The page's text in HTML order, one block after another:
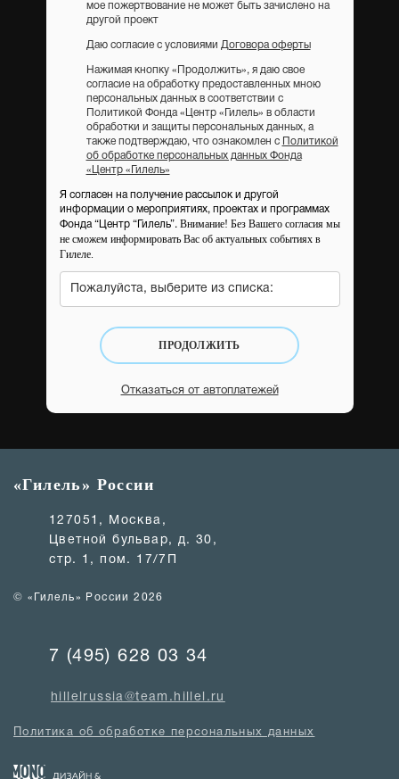
мое пожертвование не может быть зачислено на
другой проект
Даю согласие с условиями Договора оферты
Нажимая кнопку «Продолжить», я даю свое
согласие на обработку предоставленных мною
персональных данных в соответствии с
Политикой Фонда «Центр «Гилель» в области
обработки и защиты персональных данных, а
также подтверждаю, что ознакомлен с
Политикой
об обработке персональных данных Фонда
«Центр «Гилель»
Я согласен на получение рассылок и другой
информации о мероприятиях, проектах и программах
Фонда “Центр “Гилель”. Внимание! Без Вашего согласия мы
не сможем информировать Вас об актуальных событиях в
Гилеле.
Пожалуйста, выберите из списка:
ПРОДОЛЖИТЬ
Отказаться от автоплатежей
«Гилель» России
127051, Москва,
Цветной бульвар, д. 30,
стр. 1, пом. 17/7П
© «Гилель» России 2026
7 (495) 628 03 34
hillelrussia@team.hillel.ru
Политика об обработке персональных данных